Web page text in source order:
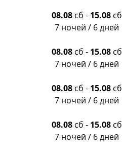
Panteon
Ambotis
Amigo-S
Pac Group
Sunmar
PlanTravel
Крымская Волна
LOTI
08.08 сб - 15.08 сб
7 ночей / 6 дней
08.08 сб - 15.08 сб
7 ночей / 6 дней
08.08 сб - 15.08 сб
7 ночей / 6 дней
08.08 сб - 15.08 сб
7 ночей / 6 дней